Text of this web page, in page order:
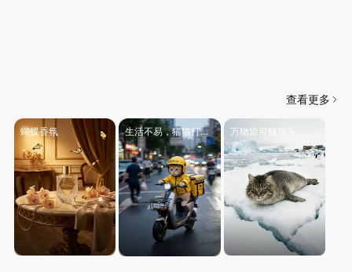
查看更多
蝴蝶香氛
生活不易，猫猫打工
叹气
万物皆可猫猫头